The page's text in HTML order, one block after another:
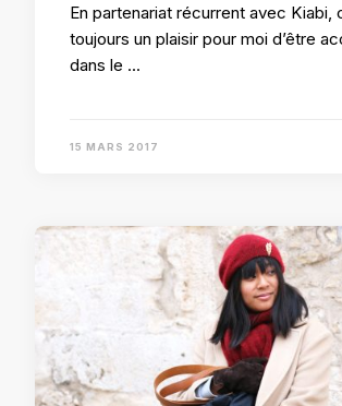
En partenariat récurrent avec Kiabi,
toujours un plaisir pour moi d’être
dans le …
15 MARS 2017